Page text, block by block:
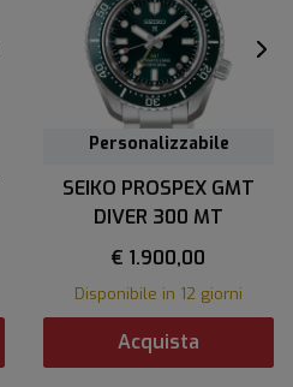
Personalizzabile
SEIKO PROSPEX GMT
DIVER 300 MT
€ 1.900,00
Disponibile in 12 giorni
Acquista